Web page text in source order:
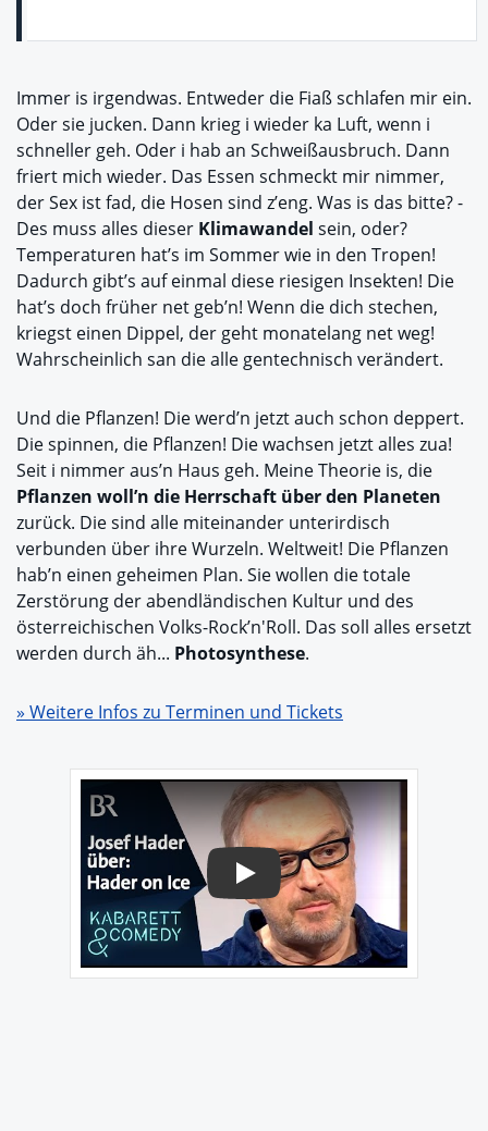
Immer is irgendwas. Entweder die Fiaß schlafen mir ein.
Oder sie jucken. Dann krieg i wieder ka Luft, wenn i
schneller geh. Oder i hab an Schweißausbruch. Dann
friert mich wieder. Das Essen schmeckt mir nimmer,
der Sex ist fad, die Hosen sind z’eng. Was is das bitte? -
Des muss alles dieser Klimawandel sein, oder?
Temperaturen hat’s im Sommer wie in den Tropen!
Dadurch gibt’s auf einmal diese riesigen Insekten! Die
hat’s doch früher net geb’n! Wenn die dich stechen,
kriegst einen Dippel, der geht monatelang net weg!
Wahrscheinlich san die alle gentechnisch verändert.
Und die Pflanzen! Die werd’n jetzt auch schon deppert.
Die spinnen, die Pflanzen! Die wachsen jetzt alles zua!
Seit i nimmer aus’n Haus geh. Meine Theorie is, die
Pflanzen woll’n die Herrschaft über den Planeten
zurück. Die sind alle miteinander unterirdisch
verbunden über ihre Wurzeln. Weltweit! Die Pflanzen
hab’n einen geheimen Plan. Sie wollen die totale
Zerstörung der abendländischen Kultur und des
österreichischen Volks-Rock’n'Roll. Das soll alles ersetzt
werden durch äh... Photosynthese.
» Weitere Infos zu Terminen und Tickets
Play